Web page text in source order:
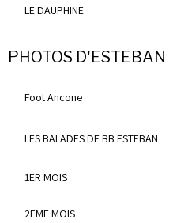
LE DAUPHINE
PHOTOS D'ESTEBAN
Foot Ancone
LES BALADES DE BB ESTEBAN
1ER MOIS
2EME MOIS